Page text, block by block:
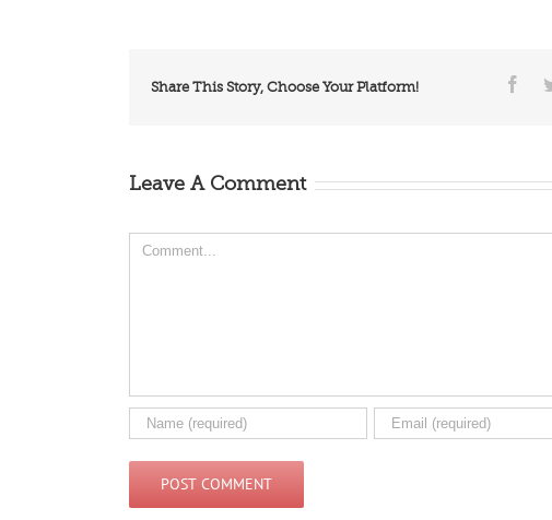
Share This Story, Choose Your Platform!
Leave A Comment
Comment